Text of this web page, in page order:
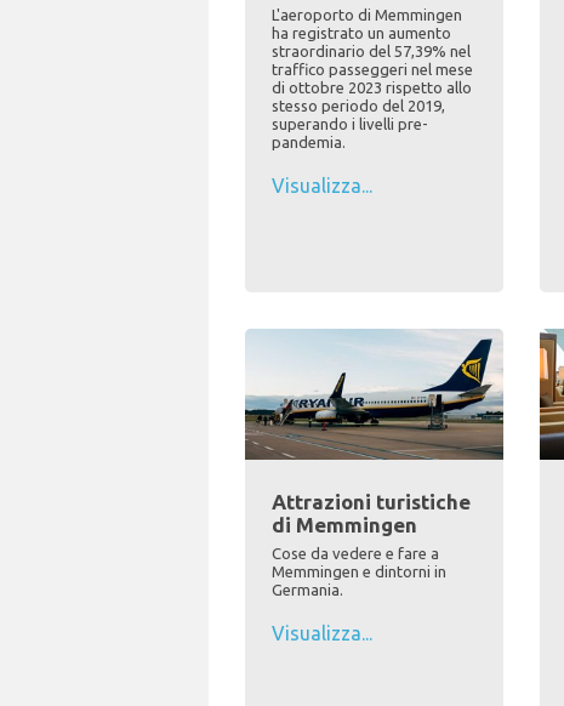
L'aeroporto di Memmingen
ha registrato un aumento
straordinario del 57,39% nel
traffico passeggeri nel mese
di ottobre 2023 rispetto allo
stesso periodo del 2019,
superando i livelli pre-
pandemia.
Visualizza...
Attrazioni turistiche
di Memmingen
Cose da vedere e fare a
Memmingen e dintorni in
Germania.
Visualizza...